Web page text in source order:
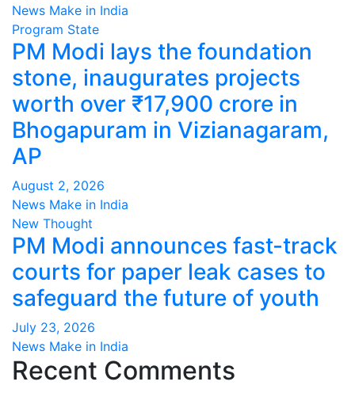
News Make in India
Program State
PM Modi lays the foundation
stone, inaugurates projects
worth over ₹17,900 crore in
Bhogapuram in Vizianagaram,
AP
August 2, 2026
News Make in India
New Thought
PM Modi announces fast-track
courts for paper leak cases to
safeguard the future of youth
July 23, 2026
News Make in India
Recent Comments